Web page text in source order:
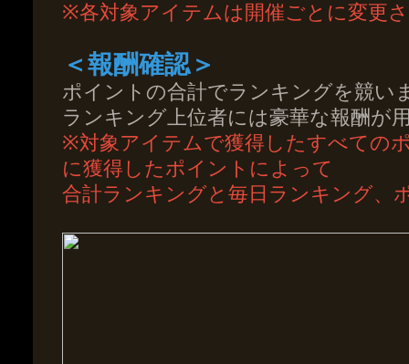
※各対象アイテムは開催ごとに変更
＜報酬確認＞
ポイントの合計でランキングを競い
ランキング上位者には豪華な報酬が
※対象アイテムで獲得したすべての
に獲得したポイントによって
合計ランキングと毎日ランキング、